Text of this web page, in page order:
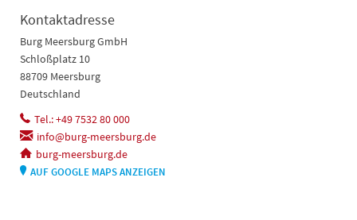
Kontaktadresse
Burg Meersburg GmbH
Schloßplatz 10
88709 Meersburg
Deutschland
Tel.: +49 7532 80 000
info@burg-meersburg.de
burg-meersburg.de
AUF GOOGLE MAPS ANZEIGEN